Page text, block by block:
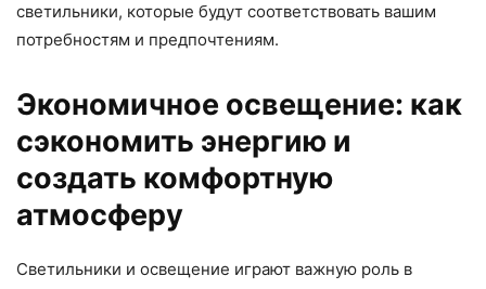
светильники, которые будут соответствовать вашим
потребностям и предпочтениям.
Экономичное освещение: как
сэкономить энергию и
создать комфортную
атмосферу
Светильники и освещение играют важную роль в